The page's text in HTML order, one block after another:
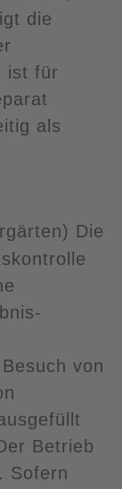
die
ist für
als
Die
von
Betrieb
Sofern